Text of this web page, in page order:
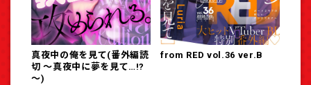
真夜中の俺を見て(番外編読
切 ～真夜中に夢を見て…!?
～)
from RED vol.36 ver.B